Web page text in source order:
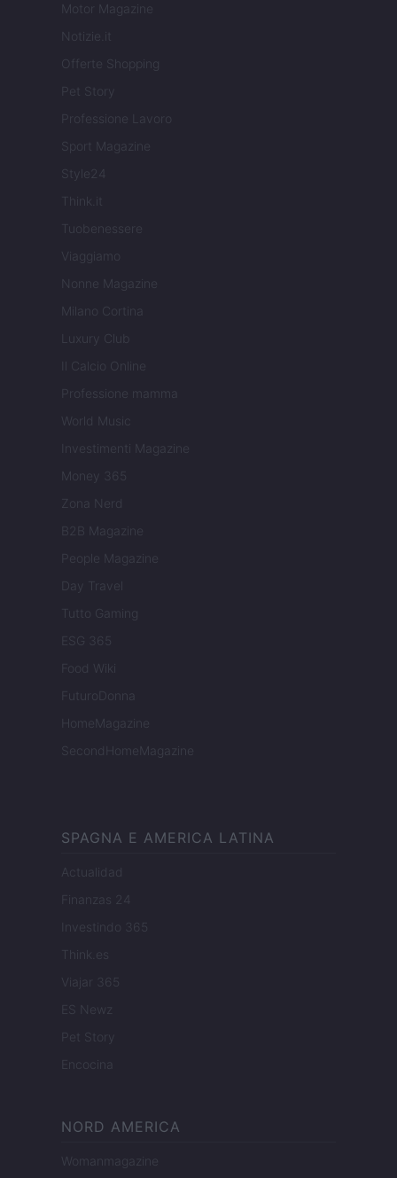
Motor Magazine
Notizie.it
Offerte Shopping
Pet Story
Professione Lavoro
Sport Magazine
Style24
Think.it
Tuobenessere
Viaggiamo
Nonne Magazine
Milano Cortina
Luxury Club
Il Calcio Online
Professione mamma
World Music
Investimenti Magazine
Money 365
Zona Nerd
B2B Magazine
People Magazine
Day Travel
Tutto Gaming
ESG 365
Food Wiki
FuturoDonna
HomeMagazine
SecondHomeMagazine
SPAGNA E AMERICA LATINA
Actualidad
Finanzas 24
Investindo 365
Think.es
Viajar 365
ES Newz
Pet Story
Encocina
NORD AMERICA
Womanmagazine